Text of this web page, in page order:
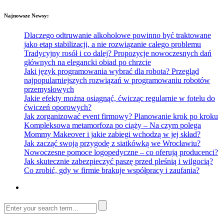
Najnowsze Newsy:
Dlaczego odtruwanie alkoholowe powinno być traktowane
jako etap stabilizacji, a nie rozwiązanie całego problemu
Tradycyjny rosół i co dalej? Propozycje nowoczesnych dań
głównych na elegancki obiad po chrzcie
Jaki język programowania wybrać dla robota? Przegląd
najpopularniejszych rozwiązań w programowaniu robotów
przemysłowych
Jakie efekty można osiągnąć, ćwicząc regularnie w fotelu do
ćwiczeń oporowych?
Jak zorganizować event firmowy? Planowanie krok po kroku
Kompleksowa metamorfoza po ciąży – Na czym polega
Mommy Makeover i jakie zabiegi wchodzą w jej skład?
Jak zacząć swoją przygodę z siatkówką we Wrocławiu?
Nowoczesne pomoce logopedyczne – co oferują producenci?
Jak skutecznie zabezpieczyć paszę przed pleśnią i wilgocią?
Co zrobić, gdy w firmie brakuje współpracy i zaufania?